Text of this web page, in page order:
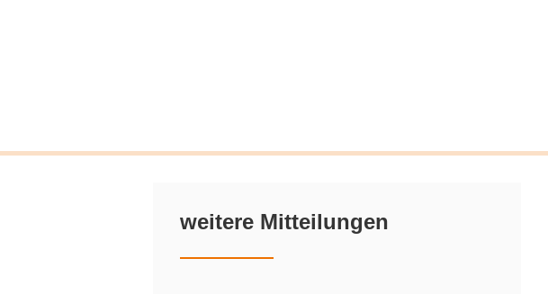
weitere Mitteilungen